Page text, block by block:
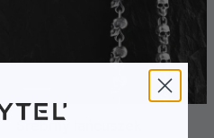
Srebrny łańcuszek